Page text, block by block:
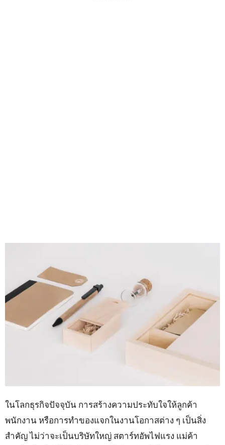
ในโลกธุรกิจปัจจุบัน การสร้างความประทับใจให้ลูกค้า
พนักงาน หรือการทำของแจกในงานโอกาสต่าง ๆ เป็นสิ่ง
สำคัญ ไม่ว่าจะเป็นบริษัทใหญ่ สตาร์ทอัพไฟแรง แม่ค้า